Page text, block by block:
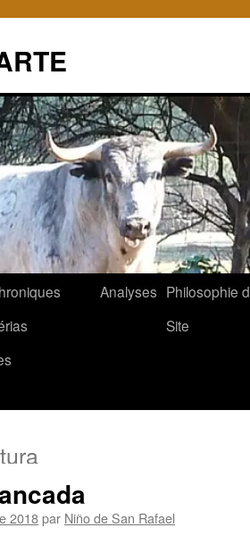
Analyses Philosophie
Site
2018par Niño de San Rafael